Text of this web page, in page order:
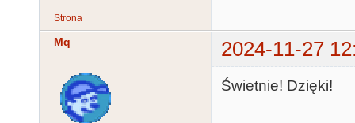
Strona
Mq 2024-11-27
Świetnie! Dzięki!